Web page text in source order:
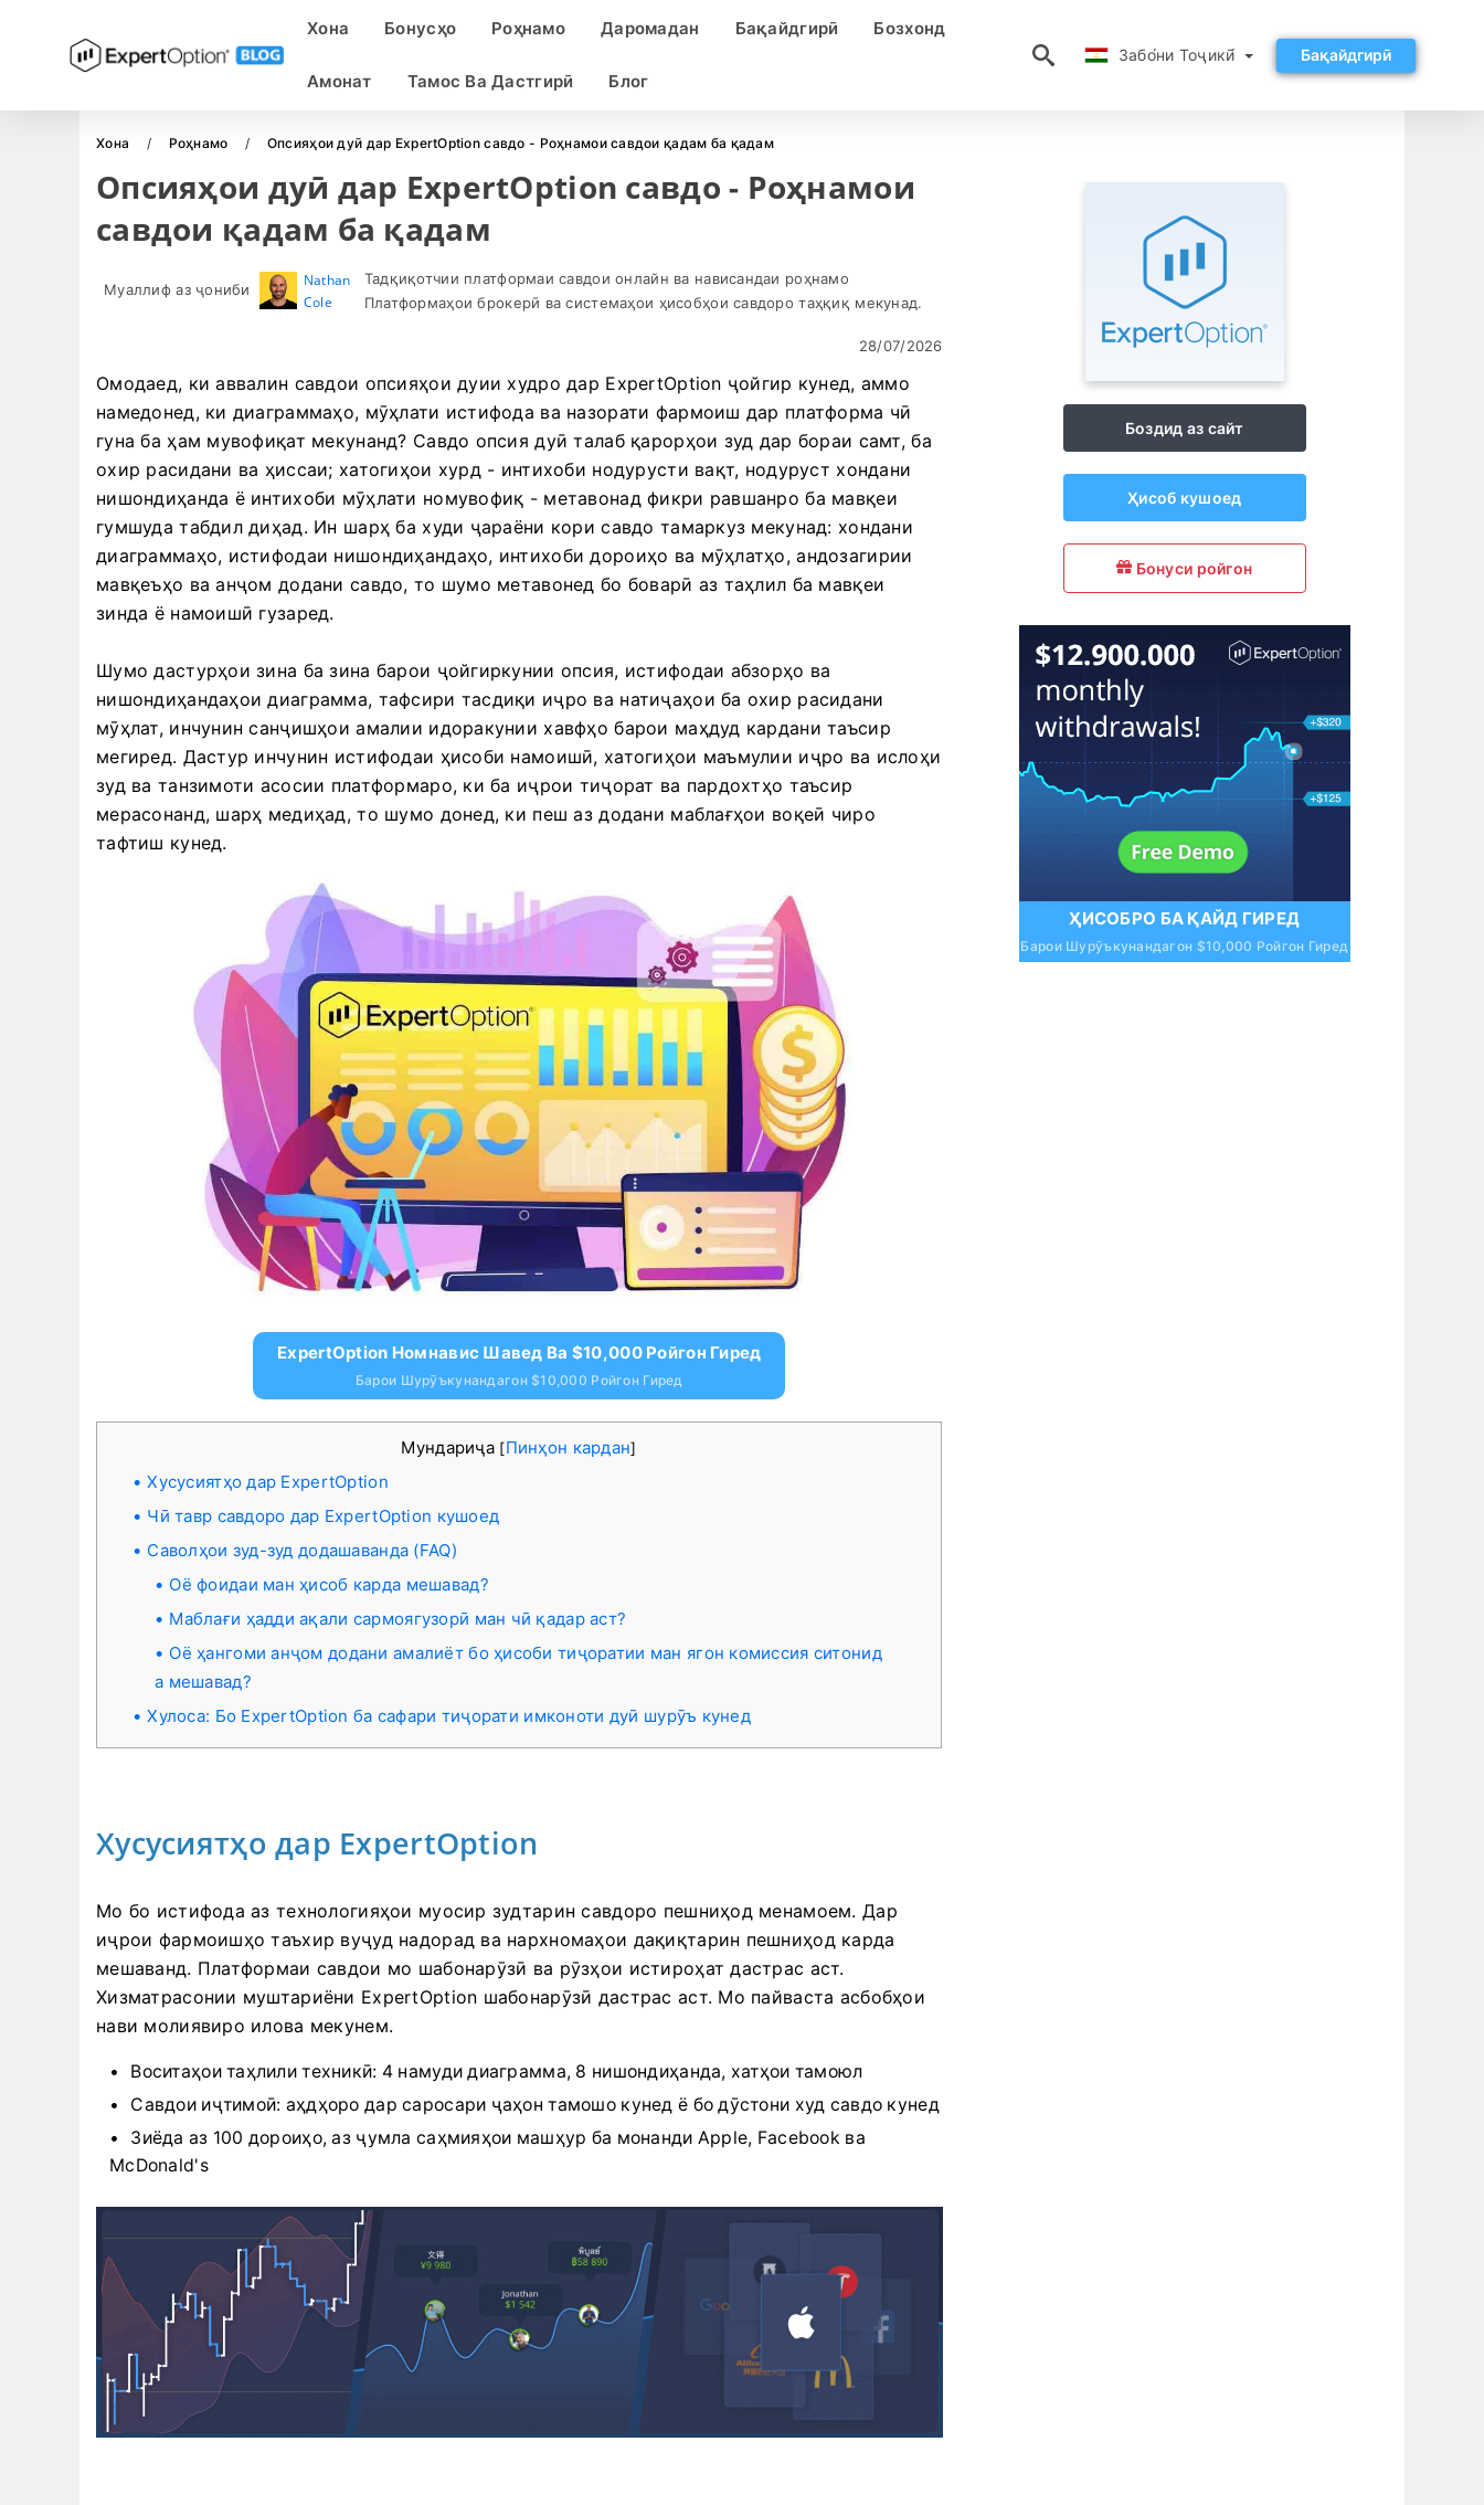
Хона Бонусҳо Роҳнамо Даромадан Бақайдгирӣ Бозхонд
Амонат Тамос Ва Дастгирӣ Блог
Забо́ни Тоҷикӣ́ Бақайдгирӣ
Хона Роҳнамо Опсияҳои дуӣ дар ExpertOption савдо - Роҳнамои савдои қадам ба қадам
Опсияҳои дуӣ дар ExpertOption савдо - Роҳнамои
савдои қадам ба қадам
Муаллиф аз ҷониби
Nathan
Cole
Тадқиқотчии платформаи савдои онлайн ва нависандаи роҳнамо
Платформаҳои брокерӣ ва системаҳои ҳисобҳои савдоро таҳқиқ мекунад.
28/07/2026
Омодаед, ки аввалин савдои опсияҳои дуии худро дар ExpertOption ҷойгир кунед, аммо
намедонед, ки диаграммаҳо, мӯҳлати истифода ва назорати фармоиш дар платформа чӣ
гуна ба ҳам мувофиқат мекунанд? Савдо опсия дуӣ талаб қарорҳои зуд дар бораи самт, ба
охир расидани ва ҳиссаи; хатогиҳои хурд - интихоби нодурусти вақт, нодуруст хондани
нишондиҳанда ё интихоби мӯҳлати номувофиқ - метавонад фикри равшанро ба мавқеи
гумшуда табдил диҳад. Ин шарҳ ба худи ҷараёни кори савдо тамаркуз мекунад: хондани
диаграммаҳо, истифодаи нишондиҳандаҳо, интихоби дороиҳо ва мӯҳлатҳо, андозагирии
мавқеъҳо ва анҷом додани савдо, то шумо метавонед бо боварӣ аз таҳлил ба мавқеи
зинда ё намоишӣ гузаред.
Шумо дастурҳои зина ба зина барои ҷойгиркунии опсия, истифодаи абзорҳо ва
нишондиҳандаҳои диаграмма, тафсири тасдиқи иҷро ва натиҷаҳои ба охир расидани
мӯҳлат, инчунин санҷишҳои амалии идоракунии хавфҳо барои маҳдуд кардани таъсир
мегиред. Дастур инчунин истифодаи ҳисоби намоишӣ, хатогиҳои маъмулии иҷро ва ислоҳи
зуд ва танзимоти асосии платформаро, ки ба иҷрои тиҷорат ва пардохтҳо таъсир
мерасонанд, шарҳ медиҳад, то шумо донед, ки пеш аз додани маблағҳои воқеӣ чиро
тафтиш кунед.
ExpertOption Номнавис Шавед Ва $10,000 Ройгон Гиред
Барои Шурӯъкунандагон $10,000 Ройгон Гиред
Мундариҷа [Пинҳон кардан]
Хусусиятҳо дар ExpertOption
Чӣ тавр савдоро дар ExpertOption кушоед
Саволҳои зуд-зуд додашаванда (FAQ)
Оё фоидаи ман ҳисоб карда мешавад?
Маблағи ҳадди ақали сармоягузорӣ ман чӣ қадар аст?
Оё ҳангоми анҷом додани амалиёт бо ҳисоби тиҷоратии ман ягон комиссия ситонид
а мешавад?
Хулоса: Бо ExpertOption ба сафари тиҷорати имконоти дуӣ шурӯъ кунед
Хусусиятҳо дар ExpertOption
Мо бо истифода аз технологияҳои муосир зудтарин савдоро пешниҳод менамоем. Дар
иҷрои фармоишҳо таъхир вуҷуд надорад ва нархномаҳои дақиқтарин пешниҳод карда
мешаванд. Платформаи савдои мо шабонарӯзӣ ва рӯзҳои истироҳат дастрас аст.
Хизматрасонии муштариёни ExpertOption шабонарӯзӣ дастрас аст. Мо пайваста асбобҳои
нави молиявиро илова мекунем.
Воситаҳои таҳлили техникӣ: 4 намуди диаграмма, 8 нишондиҳанда, хатҳои тамоюл
Савдои иҷтимоӣ: аҳдҳоро дар саросари ҷаҳон тамошо кунед ё бо дӯстони худ савдо кунед
Зиёда аз 100 дороиҳо, аз ҷумла саҳмияҳои машҳур ба монанди Apple, Facebook ва
McDonald's
Боздид аз сайт
Ҳисоб кушоед
Бонуси ройгон
ҲИСОБРО БА ҚАЙД ГИРЕД
Барои Шурӯъкунандагон $10,000 Ройгон Гиред